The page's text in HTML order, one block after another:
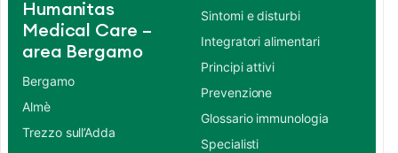
Humanitas
Medical Care –
area Bergamo
Bergamo
Almè
Trezzo sull’Adda
Sintomi e disturbi
Integratori alimentari
Principi attivi
Prevenzione
Glossario immunologia
Specialisti